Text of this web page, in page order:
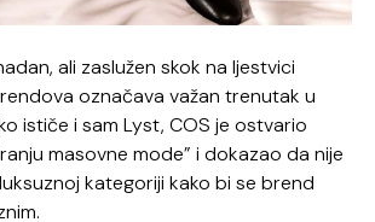
ali zaslužen skok na ljestvici
označava važan trenutak u
ističe i sam Lyst, COS je ostvario
masovne mode” i dokazao da nije
kategoriji kako bi se brend